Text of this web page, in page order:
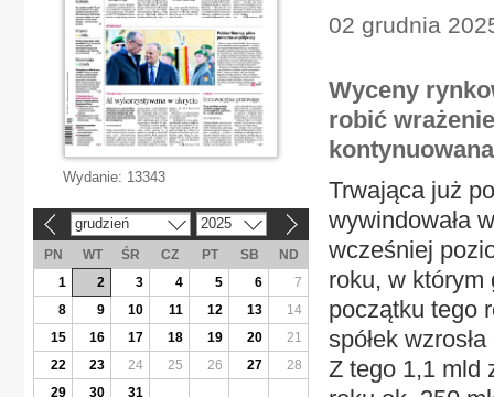
02 grudnia
Wyceny
robić
Trwająca już
wywindowała
wcześniej
roku, w którym
początku tego
spółek
Z tego 1,1 mld
Wydanie: 13343
grudzień 2025
PN WT ŚR CZ PT SB
ND
1
2 3 4 5 6
7
8
9 10 11 12 13
14
15
16 17 18 19 20
21
22
23 24 25 26 27
28
29
30 31